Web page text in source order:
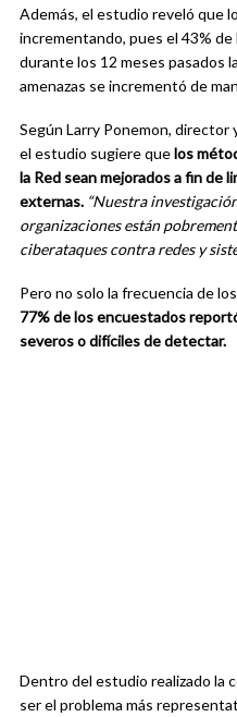
Además, el estudio reveló que
incrementando, pues el 43%
durante los 12 meses pasados
amenazas se incrementó de
Según Larry Ponemon,
el estudio sugiere quelos
la Red sean mejorados a fin de
externas. “Nuestra
organizaciones están
ciberataques contra redes y
Pero no solo la frecuencia de
77% de los encuestados
severos o difíciles de detectar.
Dentro del estudio realizado la
ser el problema más